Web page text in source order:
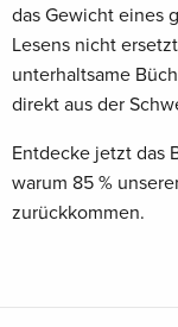
das Gewicht eines
Lesens nicht
unterhaltsame
direkt aus der
Entdecke jetzt das
warum 85 %
zurückkommen.